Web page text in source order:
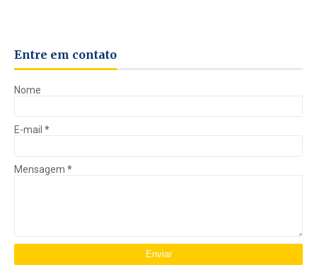
Entre em contato
Nome
E-mail *
Mensagem *